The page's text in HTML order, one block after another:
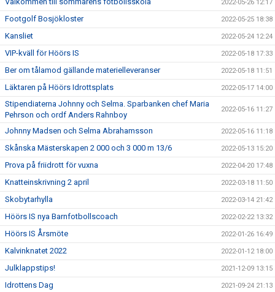
2022-05-26 12:17
Footgolf Bosjökloster 2022-05-25 18:38
Kansliet 2022-05-24 12:24
VIP-kväll för Höörs IS 2022-05-18 17:33
Ber om tålamod gällande materielleveranser 2022-05-18 11:51
Läktaren på Höörs Idrottsplats 2022-05-17 14:00
Stipendiaterna Johnny och Selma. Sparbanken chef Maria
Pehrson och ordf Anders Rahnboy
2022-05-16 11:27
Johnny Madsen och Selma Abrahamsson 2022-05-16 11:18
Skånska Mästerskapen 2 000 och 3 000 m 13/6 2022-05-13 15:20
Prova på friidrott för vuxna 2022-04-20 17:48
Knatteinskrivning 2 april 2022-03-18 11:50
Skobytarhylla 2022-03-14 21:42
Höörs IS nya Barnfotbollscoach 2022-02-22 13:32
Höörs IS Årsmöte 2022-01-26 16:49
Kalvinknatet 2022 2022-01-12 18:00
Julklappstips! 2021-12-09 13:15
Idrottens Dag 2021-09-24 21:13